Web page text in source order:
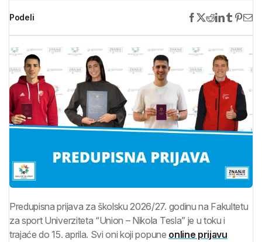
Podeli
Predupisna prijava za školsku 2026/27. godinu na Fakultetu
za sport Univerziteta “Union – Nikola Tesla” je u toku i
trajaće do 15. aprila. Svi oni koji popune online prijavu